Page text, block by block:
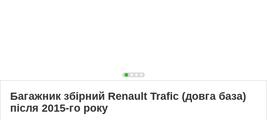
Багажник збірний Renault Trafic (довга база)
після 2015-го року